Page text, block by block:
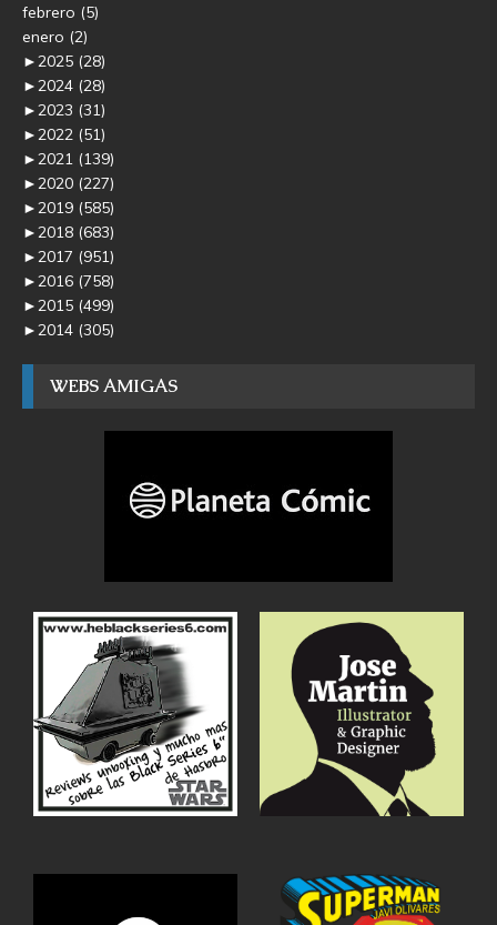
febrero (5)
enero (2)
►2025 (28)
►2024 (28)
►2023 (31)
►2022 (51)
►2021 (139)
►2020 (227)
►2019 (585)
►2018 (683)
►2017 (951)
►2016 (758)
►2015 (499)
►2014 (305)
WEBS AMIGAS